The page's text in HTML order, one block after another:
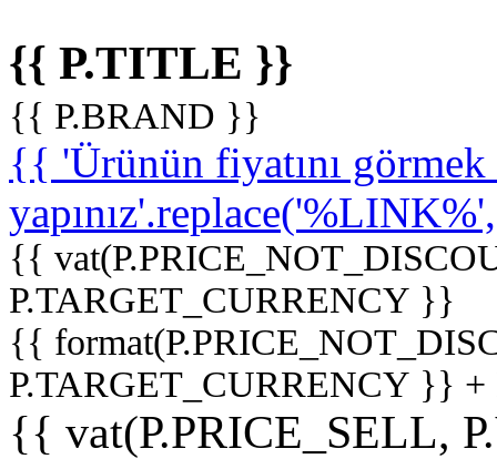
{{ P.TITLE }}
{{ P.BRAND }}
{{ 'Ürünün fiyatını
{{
P.TARGET_CURRENCY }}
{{
P.TARGET_CURRENCY }}
{{ vat(P.PRICE_SELL,